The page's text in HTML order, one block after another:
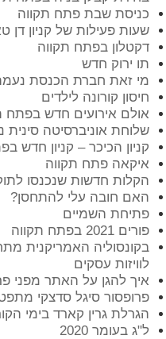
כניסת שבת פתח תקווה
שעות פעילות של קניון דן
דקטלון בפתח תקווה
תו ירוק חדש
מי זאת חברת הכנסת
חיסון קורונה לילדים
אולם אירועים חדש בפתח
שלוחת אוניברסיטה
קניון הכיכר – קניון חדש
איקאה פתח תקווה
הקלות חדשות שנכנסו
האם חובה עלי להתחסן?
פתיחת השמיים
פורים 2021 בפתח תקווה
בקונסוליה האמריקנית
לוויזות עסקים
איך להגן על האתר מפני
פרופסור סיגל סדצקי
הגרלת גרין קארד בימי
ל"ג בעומר 2020